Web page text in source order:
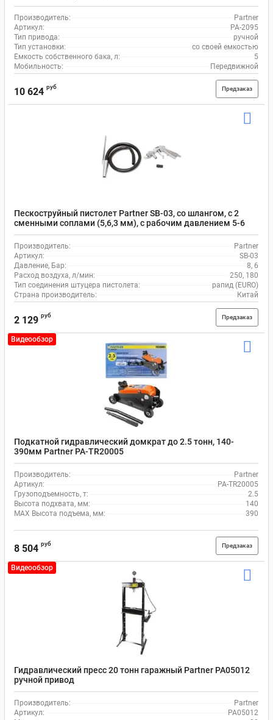
Производитель:
Partner
Артикул:
PA-2095
Тип привода:
ручной
Тип установки:
со своей емкостью
Емкость собственного бака, л:
5
Мобильность:
Передвижной
10 624 руб Предзаказ
Пескоструйный пистолет Partner SB-03, со шлангом, с 2
сменными соплами (5,6,3 мм), с рабочим давлением 5-6
бар
Производитель:
Partner
Артикул:
SB-03
Давление, Бар:
8, 6
Расход воздуха, л/мин:
250, 180
Тип соединения штуцера пистолета:
рапид (EURO)
Страна производитель:
Китай
2 129 руб Предзаказ
Видеообзор
Подкатной гидравлический домкрат до 2.5 тонн, 140-
390мм Partner PA-TR20005
Производитель:
Partner
Артикул:
PA-TR20005
Грузоподъемность, т:
2.5
Высота подхвата, мм:
140
MAX Высота подъема, мм:
390
8 504 руб Предзаказ
Видеообзор
Гидравлический пресс 20 тонн гаражный Partner PA05012
ручной привод
Производитель:
Partner
Артикул:
PA05012